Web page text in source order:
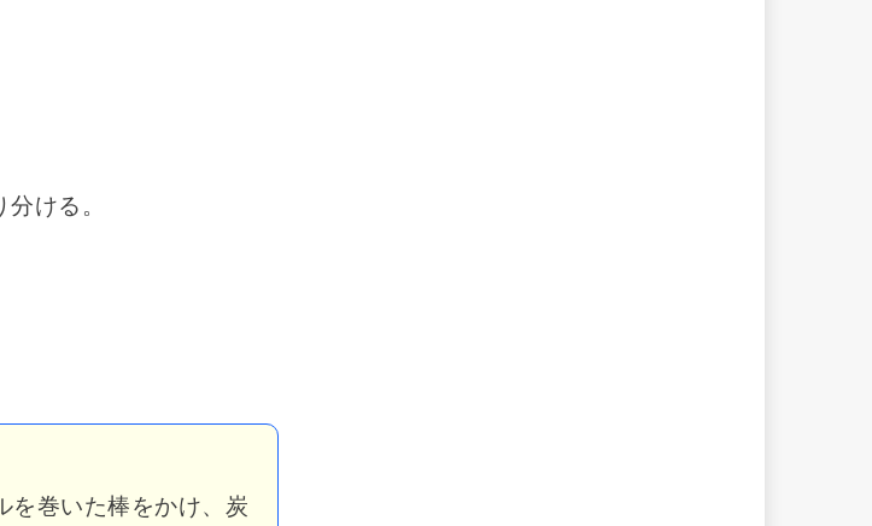
ける。
を巻いた棒をかけ、炭